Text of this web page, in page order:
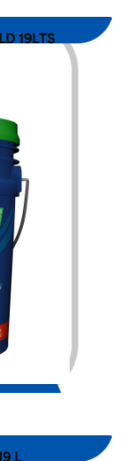
19LTS
L